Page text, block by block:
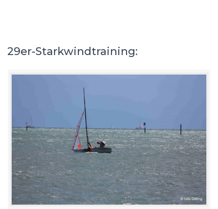
29er-Starkwindtraining: